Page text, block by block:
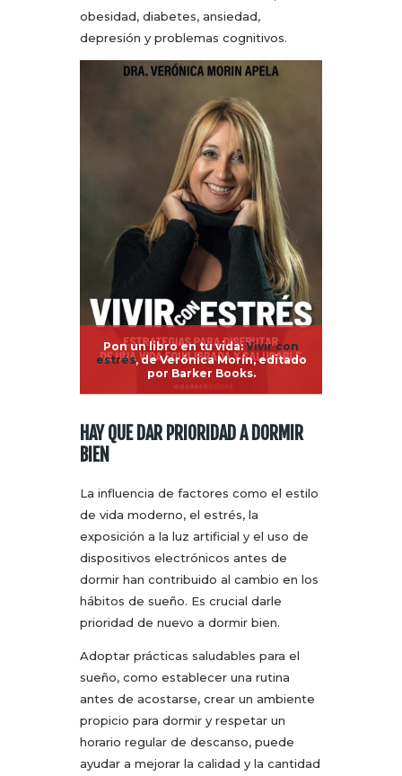
obesidad, diabetes, ansiedad,
depresión y problemas cognitivos.
Pon un libro en tu vida:Vivir con
estrés, de Verónica Morín, editado
por Barker Books.
HAY QUE DAR PRIORIDAD A DORMIR
BIEN
La influencia de factores como el estilo
de vida moderno, el estrés, la
exposición a la luz artificial y el uso de
dispositivos electrónicos antes de
dormir han contribuido al cambio en los
hábitos de sueño. Es crucial darle
prioridad de nuevo a dormir bien.
Adoptar prácticas saludables para el
sueño, como establecer una rutina
antes de acostarse, crear un ambiente
propicio para dormir y respetar un
horario regular de descanso, puede
ayudar a mejorar la calidad y la cantidad